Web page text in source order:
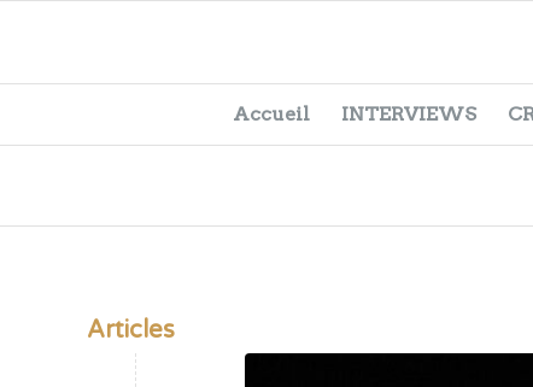
Accueil INTERVIEWS
Articles